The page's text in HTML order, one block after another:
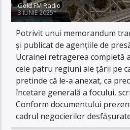
Gold FM Radio
3 IUNIE 2025
Potrivit unui memorandum
și publicat de agențiile de
Ucrainei retragerea completă
cele patru regiuni ale țării pe
pretinde că le-a anexat, ca
încetare generală a focului,
Conform documentului
cadrul negocierilor